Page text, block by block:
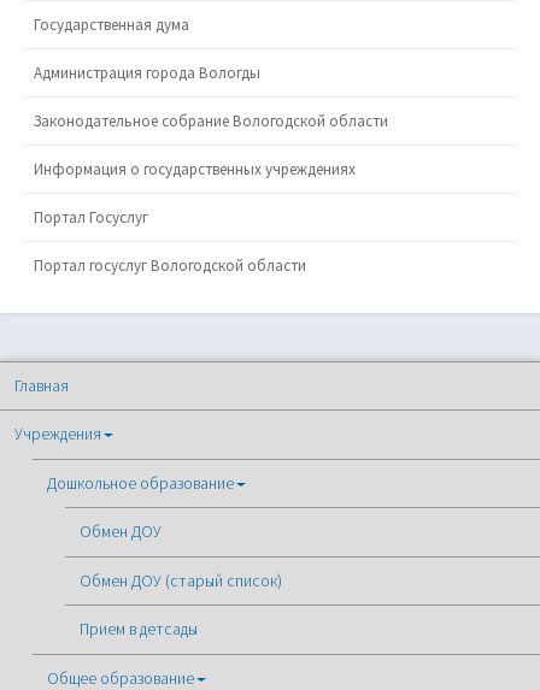
Государственная дума
Администрация города Вологды
Законодательное собрание Вологодской области
Информация о государственных учреждениях
Портал Госуслуг
Портал госуслуг Вологодской области
Главная
Учреждения
Дошкольное образование
Обмен ДОУ
Обмен ДОУ (старый список)
Прием в детсады
Общее образование